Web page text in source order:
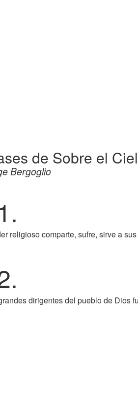
de Sobre el
Bergoglio
religioso comparte, sufre, sirve a
dirigentes del pueblo de Dios